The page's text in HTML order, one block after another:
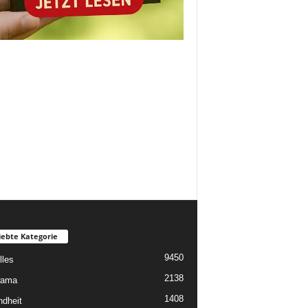
Kategorie
9450
2138
1408